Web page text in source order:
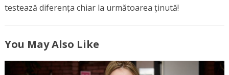
testează diferența chiar la următoarea ținută!
You May Also Like